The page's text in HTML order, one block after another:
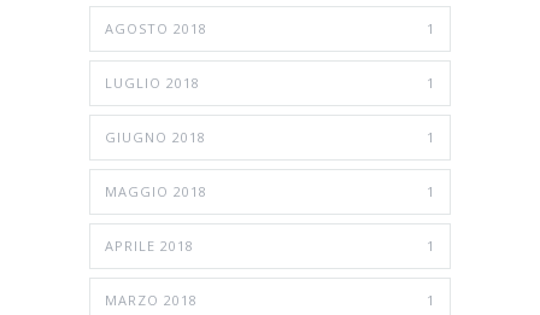
AGOSTO 2018 1
LUGLIO 2018 1
GIUGNO 2018 1
MAGGIO 2018 1
APRILE 2018 1
MARZO 2018 1